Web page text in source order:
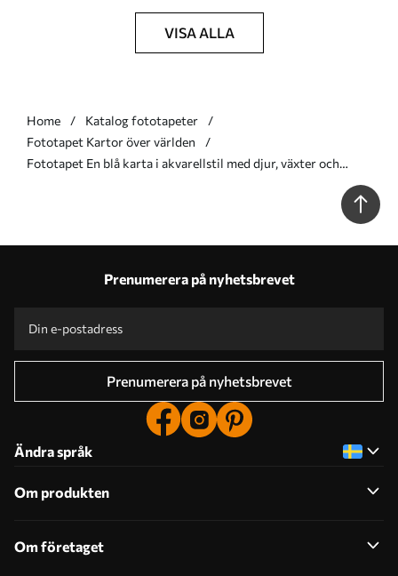
VISA ALLA
Home
Katalog fototapeter
Fototapet Kartor över världen
Fototapet En blå karta i akvarellstil med djur, växter och
Prenumerera på nyhetsbrevet
Prenumerera på nyhetsbrevet
Ändra språk
Om produkten
Om företaget